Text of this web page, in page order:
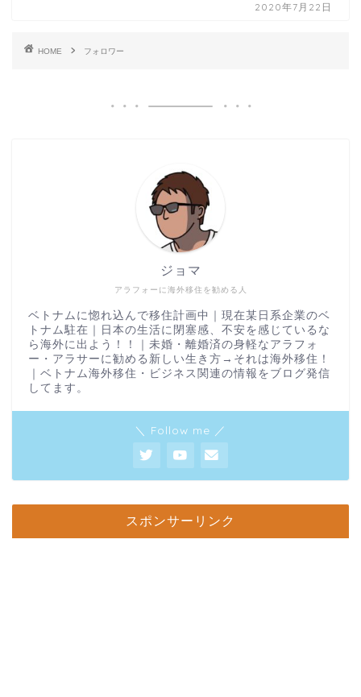
2020年7月22日
HOME フォロワー
アラフォーに海外移住を勧める人
ジョマ
ベトナムに惚れ込んで移住計画中｜現在某日系企業のベ
トナム駐在｜日本の生活に閉塞感、不安を感じているな
ら海外に出よう！！｜未婚・離婚済の身軽なアラフォ
ー・アラサーに勧める新しい生き方→それは海外移住！
｜ベトナム海外移住・ビジネス関連の情報をブログ発信
してます。
＼ Follow me ／
スポンサーリンク